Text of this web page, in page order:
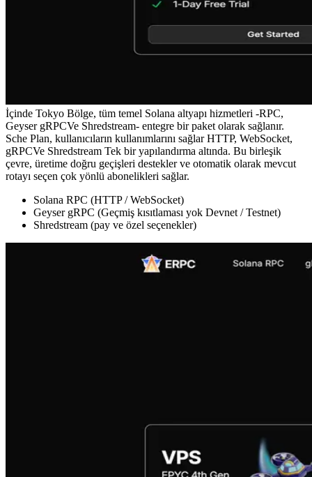
İçinde Tokyo Bölge, tüm temel Solana altyapı hizmetleri -RPC,
Geyser gRPCVe Shredstream- entegre bir paket olarak sağlanır.
Sche Plan, kullanıcıların kullanımlarını sağlar HTTP, WebSocket,
gRPCVe Shredstream Tek bir yapılandırma altında. Bu birleşik
çevre, üretime doğru geçişleri destekler ve otomatik olarak mevcut
rotayı seçen çok yönlü abonelikleri sağlar.
Solana RPC (HTTP / WebSocket)
Geyser gRPC (Geçmiş kısıtlaması yok Devnet / Testnet)
Shredstream (pay ve özel seçenekler)